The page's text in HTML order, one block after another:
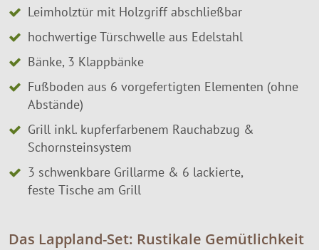
Leimholztür mit Holzgriff abschließbar
hochwertige Türschwelle aus Edelstahl
Bänke, 3 Klappbänke
Fußboden aus 6 vorgefertigten Elementen (ohne
Abstände)
Grill inkl. kupferfarbenem Rauchabzug &
Schornsteinsystem
3 schwenkbare Grillarme & 6 lackierte,
feste Tische am Grill
Das Lappland-Set: Rustikale Gemütlichkeit